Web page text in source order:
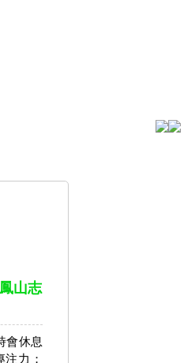
山志
會休息
力；